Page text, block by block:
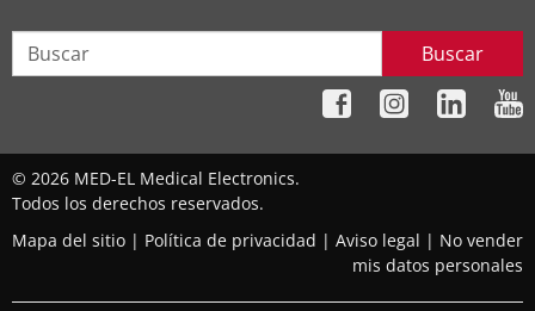
Buscar
© 2026 MED-EL Medical Electronics.
Todos los derechos reservados.
Mapa del sitio | Política de privacidad | Aviso legal | No vender
mis datos personales